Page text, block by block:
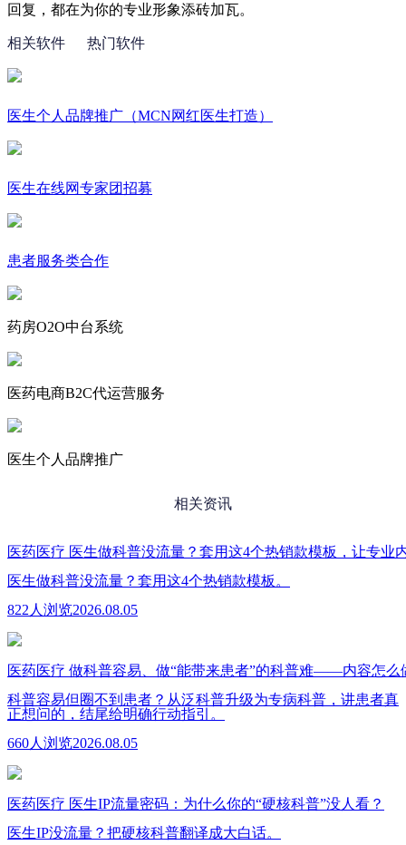
回复，都在为你的专业形象添砖加瓦。
相关软件 热门软件
医生个人品牌推广（MCN网红医生打造）
医生在线网专家团招募
患者服务类合作
药房O2O中台系统
医药电商B2C代运营服务
医生个人品牌推广
相关资讯
医药医疗 医生做科普没流量？套用这4个热销款模板，让专业
医生做科普没流量？套用这4个热销款模板。
822人浏览2026.08.05
医药医疗 做科普容易、做“能带来患者”的科普难——内容怎么
科普容易但圈不到患者？从泛科普升级为专病科普，讲患者真
正想问的，结尾给明确行动指引。
660人浏览2026.08.05
医药医疗 医生IP流量密码：为什么你的“硬核科普”没人看？
医生IP没流量？把硬核科普翻译成大白话。